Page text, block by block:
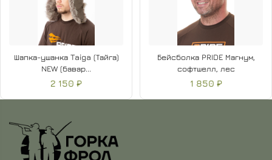
Шапка-ушанка Taiga (Тайга)
NEW (бавар...
2 150 ₽
Бейсболка PRIDE Магнум,
софтшелл, лес
1 850 ₽